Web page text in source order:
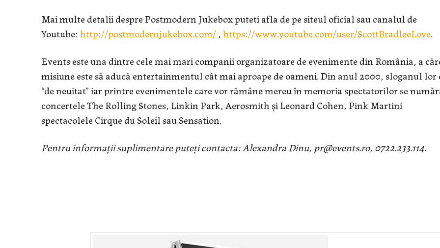
Mai multe detalii despre Postmodern Jukebox puteti afla de pe siteul oficial sau canalul de
Youtube: http://postmodernjukebox.com/ , https://www.youtube.com/user/ScottBradleeLove.
Events este una dintre cele mai mari companii organizatoare de evenimente din România, a
misiune este să aducă entertainmentul cât mai aproape de oameni. Din anul 2000, sloganul lor
“de neuitat” iar printre evenimentele care vor rămâne mereu în memoria spectatorilor se
concertele The Rolling Stones, Linkin Park, Aerosmith și Leonard Cohen, Pink Martini
spectacolele Cirque du Soleil sau Sensation.
Pentru informații suplimentare puteți contacta: Alexandra Dinu, pr@events.ro, 0722.233.114.